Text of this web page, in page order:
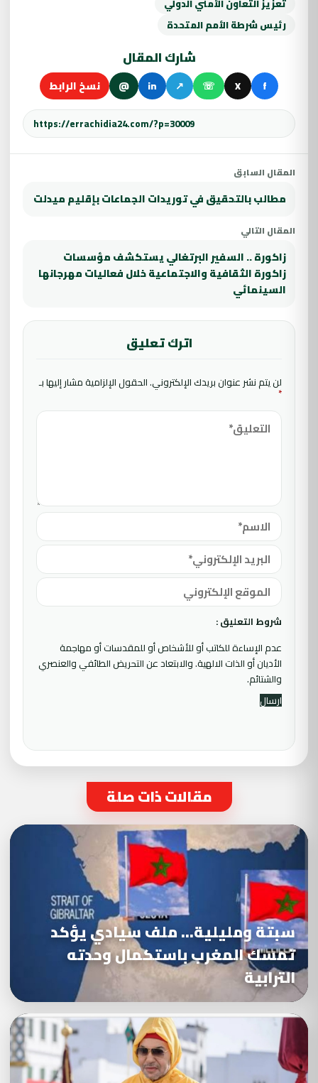
رئيس شرطة الأمم المتحدة
شارك المقال
f
X
☏
↗
in
@ نسخ الرابط
المقال السابق
مطالب بالتحقيق في توريدات الجماعات بإقليم ميدلت
المقال التالي
زاكورة .. السفير البرتغالي يستكشف مؤسسات
زاكورة الثقافية والاجتماعية خلال فعاليات مهرجانها
السينمائي
اترك تعليق
لن يتم نشر عنوان بريدك الإلكتروني.الحقول الإلزامية مشار إليها بـ
*
شروط التعليق :
عدم الإساءة للكاتب أو للأشخاص أو للمقدسات أو مهاجمة
الأديان أو الذات الالهية. والابتعاد عن التحريض الطائفي والعنصري
والشتائم.
مقالات ذات صلة
سبتة ومليلية… ملف سيادي يؤكد
تمسك المغرب باستكمال وحدته
الترابية